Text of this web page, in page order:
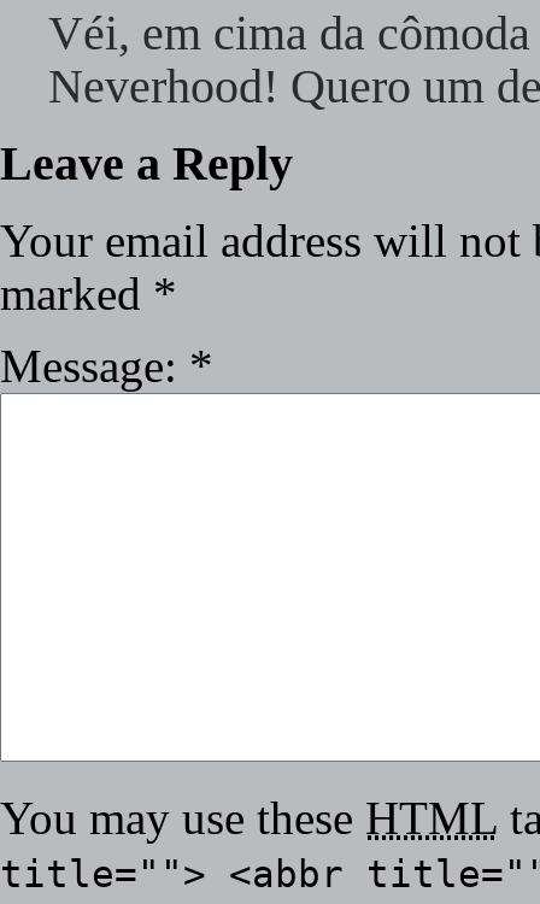
Véi, em cima da
Neverhood! Quero um
Leave a Reply
Your email address will not
marked *
Message: *
You may use these HTML
title=""> <abbr